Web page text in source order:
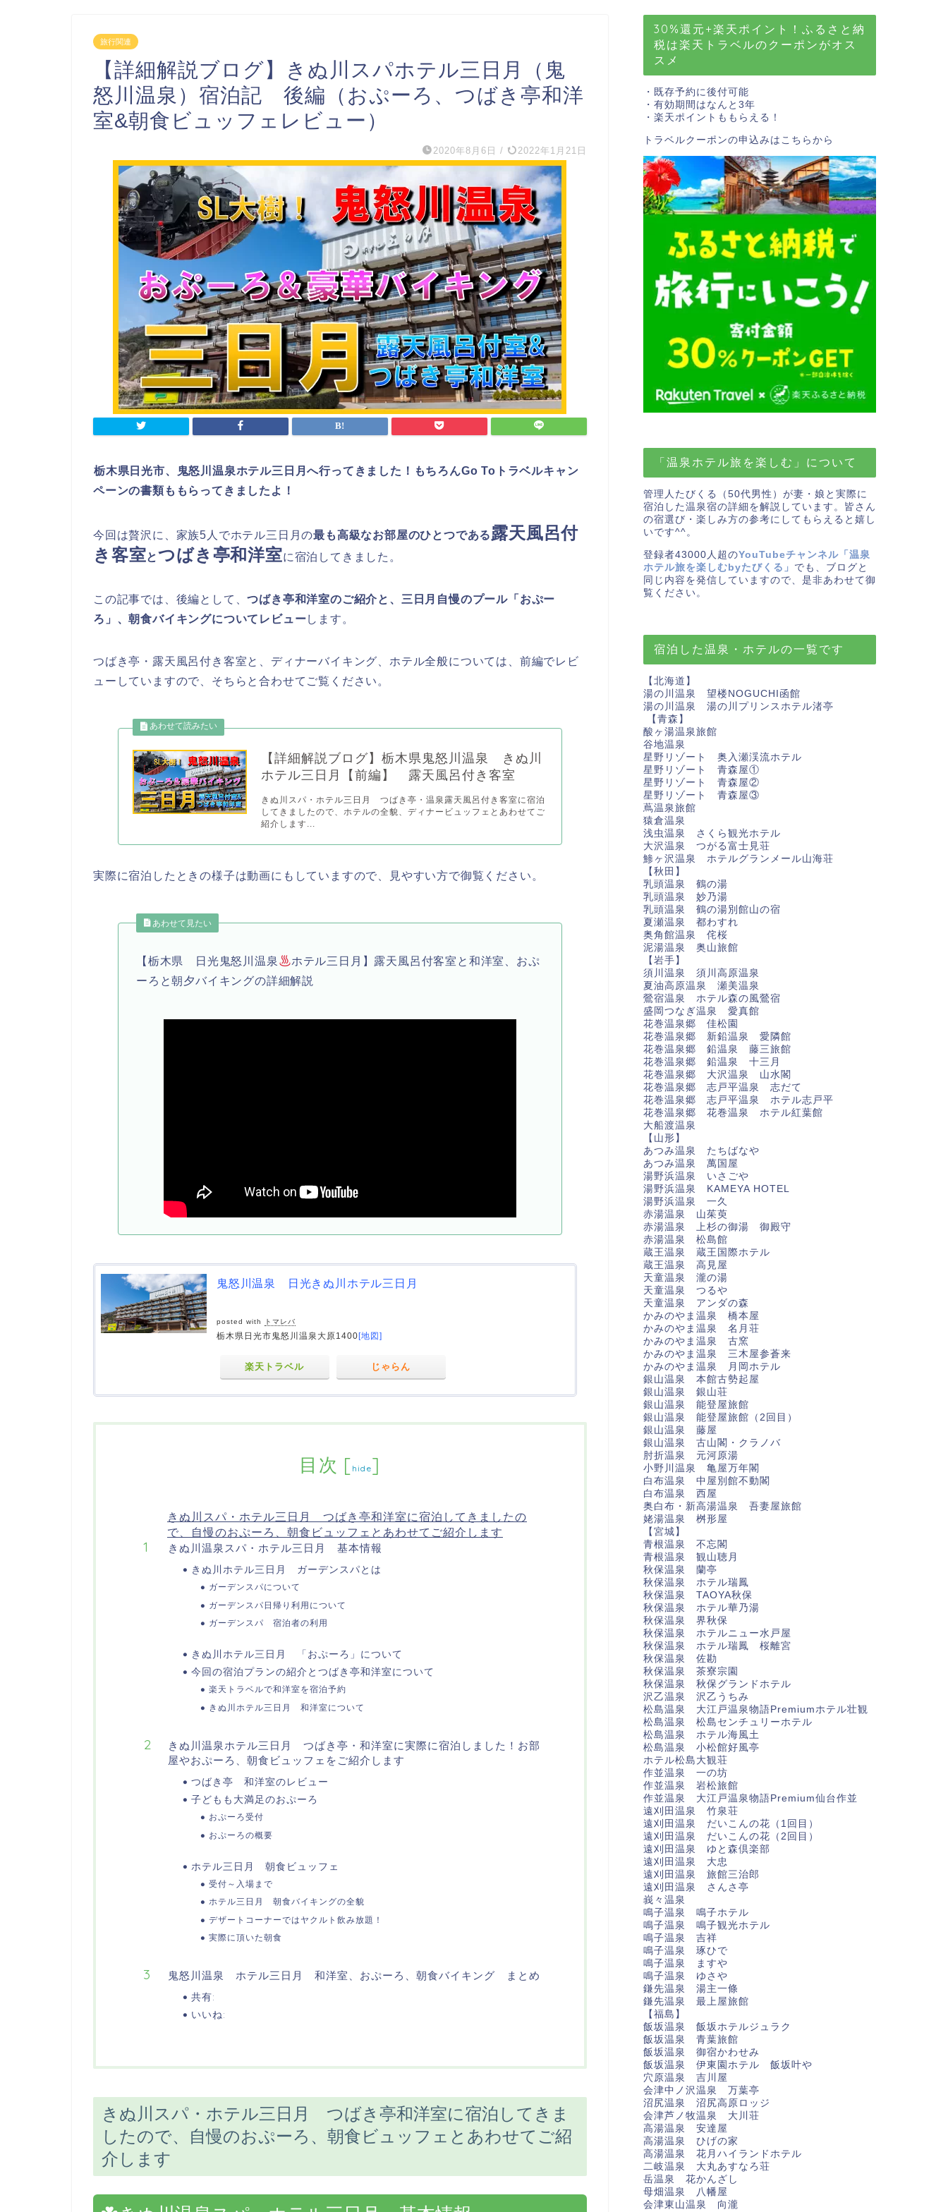
旅行関連
【詳細解説ブログ】きぬ川スパホテル三日月（鬼
怒川温泉）宿泊記 後編（おぷーろ、つばき亭和洋
室&朝食ビュッフェレビュー）
2020年8月6日 / 2022年1月21日
栃木県日光市、鬼怒川温泉ホテル三日月へ行ってきました！もちろんGo Toトラベルキャン
ペーンの書類ももらってきましたよ！
今回は贅沢に、家族5人でホテル三日月の最も高級なお部屋のひとつである 露天風呂付
き客室とつばき 亭和洋室に宿泊してきました。
この記事では、後編として、つばき亭和洋室のご紹介と、三日月自慢のプール「おぷー
ろ」、朝食バイキングについてレビューします。
つばき亭・露天風呂付き客室と、ディナーバイキング、ホテル全般については、前編でレビ
ューしていますので、そちらと合わせてご覧ください。
【詳細解説ブログ】栃木県鬼怒川温泉 きぬ川
ホテル三日月【前編】 露天風呂付き客室
きぬ川スパ・ホテル三日月 つばき亭・温泉露天風呂付き客室に宿泊
してきましたので、ホテルの全貌、ディナービュッフェとあわせてご
紹介します...
実際に宿泊したときの様子は動画にもしていますので、見やすい方で御覧ください。
あわせて見たい
【栃木県 日光鬼怒川温泉
ホテル三日月】露天風呂付客室と和洋室、おぷ
ーろと朝夕バイキングの詳細解説
鬼怒川温泉 日光きぬ川ホテル三日月
posted with トマレバ
栃木県日光市鬼怒川温泉大原1400 [地図]
楽天トラベル じゃらん
目次 [ hide]
きぬ川スパ・ホテル三日月 つばき亭和洋室に宿泊してきましたの
で、自慢のおぷーろ、朝食ビュッフェとあわせてご紹介します
きぬ川温泉スパ・ホテル三日月 基本情報
きぬ川ホテル三日月 ガーデンスパとは
ガーデンスパについて
ガーデンスパ日帰り利用について
ガーデンスパ 宿泊者の利用
きぬ川ホテル三日月 「おぷーろ」について
今回の宿泊プランの紹介とつばき亭和洋室について
楽天トラベルで和洋室を宿泊予約
きぬ川ホテル三日月 和洋室について
きぬ川温泉ホテル三日月 つばき亭・和洋室に実際に宿泊しました！お部
屋やおぷーろ、朝食ビュッフェをご紹介します
つばき亭 和洋室のレビュー
子どもも大満足のおぷーろ
おぷーろ受付
おぷーろの概要
ホテル三日月 朝食ビュッフェ
受付～入場まで
ホテル三日月 朝食バイキングの全貌
デザートコーナーではヤクルト飲み放題！
実際に頂いた朝食
鬼怒川温泉 ホテル三日月 和洋室、おぷーろ、朝食バイキング まとめ
共有:
いいね:
きぬ川スパ・ホテル三日月 つばき亭和洋室に宿泊してきま
したので、自慢のおぷーろ、朝食ビュッフェとあわせてご紹
介します
30%還元+楽天ポイント！ふるさと納
税は楽天トラベルのクーポンがオス
スメ
・既存予約に後付可能
・有効期間はなんと3年
・楽天ポイントももらえる！
トラベルクーポンの申込みはこちら から
「温泉ホテル旅を楽しむ」について
管理人たびくる（50代男性）が妻・娘と実際に
宿泊した温泉宿の詳細を解説しています。皆さん
の宿選び・楽しみ方の参考にしてもらえると嬉し
いです^^。
登録者43000人超のYouTubeチャンネル「温泉
ホテル旅を楽しむbyたびくる」 でも、ブログと
同じ内容を発信していますので、是非あわせて御
覧ください。
宿泊した温泉・ホテルの一覧です
【北海道】
湯の川温泉 望楼NOGUCHI函館
湯の川温泉 湯の川プリンスホテル渚亭
【青森】
酸ヶ湯温泉旅館
谷地温泉
星野リゾート 奥入瀬渓流ホテル
星野リゾート 青森屋①
星野リゾート 青森屋②
星野リゾート 青森屋③
蔦温泉旅館
猿倉温泉
浅虫温泉 さくら観光ホテル
大沢温泉 つがる富士見荘
鯵ヶ沢温泉 ホテルグランメール山海荘
【秋田】
乳頭温泉 鶴の湯
乳頭温泉 妙乃湯
乳頭温泉 鶴の湯別館山の宿
夏瀬温泉 都わすれ
奥角館温泉 侘桜
泥湯温泉 奥山旅館
【岩手】
須川温泉 須川高原温泉
夏油高原温泉 瀬美温泉
鶯宿温泉 ホテル森の風鶯宿
盛岡つなぎ温泉 愛真館
花巻温泉郷 佳松園
花巻温泉郷 新鉛温泉 愛隣館
花巻温泉郷 鉛温泉 藤三旅館
花巻温泉郷 鉛温泉 十三月
花巻温泉郷 大沢温泉 山水閣
花巻温泉郷 志戸平温泉 志だて
花巻温泉郷 志戸平温泉 ホテル志戸平
花巻温泉郷 花巻温泉 ホテル紅葉館
大船渡温泉
【山形】
あつみ温泉 たちばなや
あつみ温泉 萬国屋
湯野浜温泉 いさごや
湯野浜温泉 KAMEYA HOTEL
湯野浜温泉 一久
赤湯温泉 山茱萸
赤湯温泉 上杉の御湯 御殿守
赤湯温泉 松島館
蔵王温泉 蔵王国際ホテル
蔵王温泉 高見屋
天童温泉 瀧の湯
天童温泉 つるや
天童温泉 アンダの森
かみのやま温泉 橋本屋
かみのやま温泉 名月荘
かみのやま温泉 古窯
かみのやま温泉 三木屋参蒼来
かみのやま温泉 月岡ホテル
銀山温泉 本館古勢起屋
銀山温泉 銀山荘
銀山温泉 能登屋旅館
銀山温泉 能登屋旅館（2回目）
銀山温泉 藤屋
銀山温泉 古山閣・クラノバ
肘折温泉 元河原湯
小野川温泉 亀屋万年閣
白布温泉 中屋別館不動閣
白布温泉 西屋
奥白布・新高湯温泉 吾妻屋旅館
姥湯温泉 桝形屋
【宮城】
青根温泉 不忘閣
青根温泉 観山聴月
秋保温泉 蘭亭
秋保温泉 ホテル瑞鳳
秋保温泉 TAOYA秋保
秋保温泉 ホテル華乃湯
秋保温泉 界秋保
秋保温泉 ホテルニュー水戸屋
秋保温泉 ホテル瑞鳳 桜離宮
秋保温泉 佐勘
秋保温泉 茶寮宗園
秋保温泉 秋保グランドホテル
沢乙温泉 沢乙うちみ
松島温泉 大江戸温泉物語Premiumホテル壮観
松島温泉 松島センチュリーホテル
松島温泉 ホテル海風土
松島温泉 小松館好風亭
ホテル松島大観荘
作並温泉 一の坊
作並温泉 岩松旅館
作並温泉 大江戸温泉物語Premium仙台作並
遠刈田温泉 竹泉荘
遠刈田温泉 だいこんの花（1回目）
遠刈田温泉 だいこんの花（2回目）
遠刈田温泉 ゆと森倶楽部
遠刈田温泉 大忠
遠刈田温泉 旅館三治郎
遠刈田温泉 さんさ亭
峩々温泉
鳴子温泉 鳴子ホテル
鳴子温泉 鳴子観光ホテル
鳴子温泉 吉祥
鳴子温泉 琢ひで
鳴子温泉 ますや
鳴子温泉 ゆさや
鎌先温泉 湯主一條
鎌先温泉 最上屋旅館
【福島】
飯坂温泉 飯坂ホテルジュラク
飯坂温泉 青葉旅館
飯坂温泉 御宿かわせみ
飯坂温泉 伊東園ホテル 飯坂叶や
穴原温泉 吉川屋
会津中ノ沢温泉 万葉亭
沼尻温泉 沼尻高原ロッジ
会津芦ノ牧温泉 大川荘
高湯温泉 安達屋
高湯温泉 ひげの家
高湯温泉 花月ハイランドホテル
二岐温泉 大丸あすなろ荘
岳温泉 花かんざし
母畑温泉 八幡屋
会津東山温泉 向瀧